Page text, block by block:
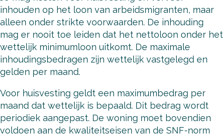
inhouden op het loon van arbeidsmigranten, maar
alleen onder strikte voorwaarden. De inhouding
mag er nooit toe leiden dat het nettoloon onder het
wettelijk minimumloon uitkomt. De maximale
inhoudingsbedragen zijn wettelijk vastgelegd en
gelden per maand.
Voor huisvesting geldt een maximumbedrag per
maand dat wettelijk is bepaald. Dit bedrag wordt
periodiek aangepast. De woning moet bovendien
voldoen aan de kwaliteitseisen van de SNF-norm